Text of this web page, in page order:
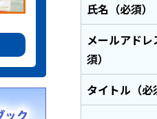
氏名（必須）
メールアドレ
須）
タイトル（必